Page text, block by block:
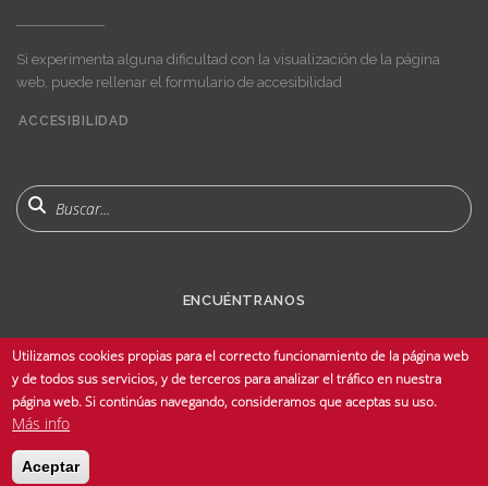
Si experimenta alguna dificultad con la visualización de la página
web, puede rellenar el formulario de accesibilidad
menu
ACCESIBILIDAD
Buscar
ENCUÉNTRANOS
© Copyright 2025 Universidad de Sevilla - Todos los derechos reservados -
Utilizamos cookies propias para el correcto funcionamiento de la página web
y de todos sus servicios, y de terceros para analizar el tráfico en nuestra
página web. Si continúas navegando, consideramos que aceptas su uso.
Más info
Aceptar